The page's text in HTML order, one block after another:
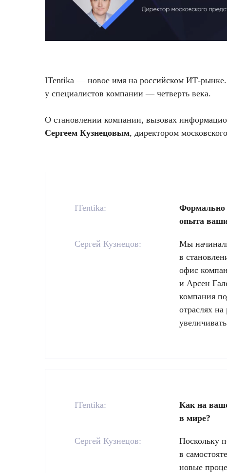
ITentika — новое имя на российском ИТ-рынке.
у специалистов компании — четверть века.
О становлении компании, вызовах
Сергеем Кузнецовым, директором
ITentika:
Формально
опыта
Сергей Кузнецов:
Мы
в
офис
и Арсен
компания
отраслях
ITentika:
Как на
в мире?
Сергей Кузнецов:
Поскольку
в
новые